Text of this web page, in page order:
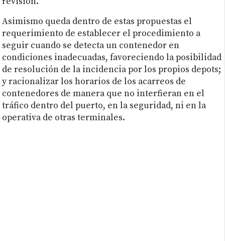
Asimismo queda dentro de estas propuestas el
requerimiento de establecer el procedimiento a
seguir cuando se detecta un contenedor en
condiciones inadecuadas, favoreciendo la posibilidad
de resolución de la incidencia por los propios depots;
y racionalizar los horarios de los acarreos de
contenedores de manera que no interfieran en el
tráfico dentro del puerto, en la seguridad, ni en la
operativa de otras terminales.